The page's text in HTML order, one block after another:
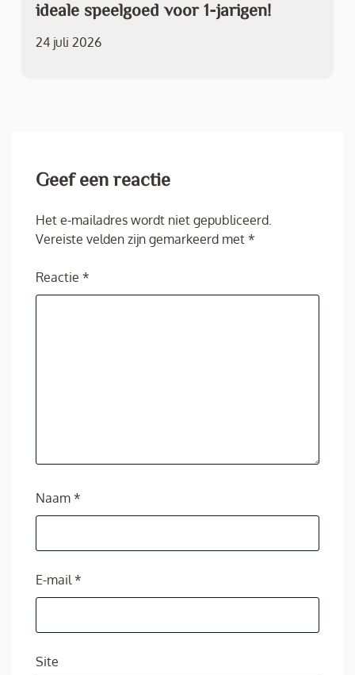
ideale speelgoed voor 1-jarigen!
24 juli 2026
Geef een reactie
Het e-mailadres wordt niet gepubliceerd.
Vereiste velden zijn gemarkeerd met *
Reactie *
Naam *
E-mail*
Site